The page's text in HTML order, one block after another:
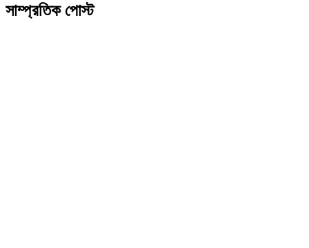
সাম্প্রতিক পোস্ট